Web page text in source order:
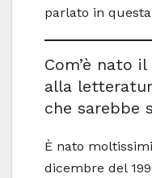
parlato in
Com’è nato
alla
che sarebbe
È nato
dicembre del